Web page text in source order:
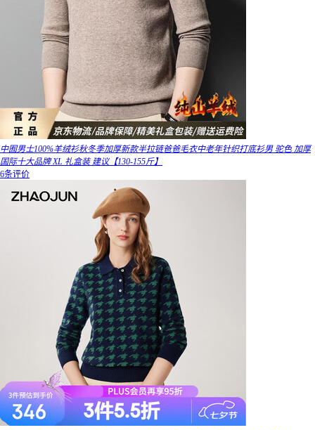
中囿男士100%羊绒衫秋冬季加厚新款半拉链爸爸毛衣中老年针织打底衫男 驼色 加厚
国际十大品牌 XL 礼盒装 建议【130-155斤】
6条评价